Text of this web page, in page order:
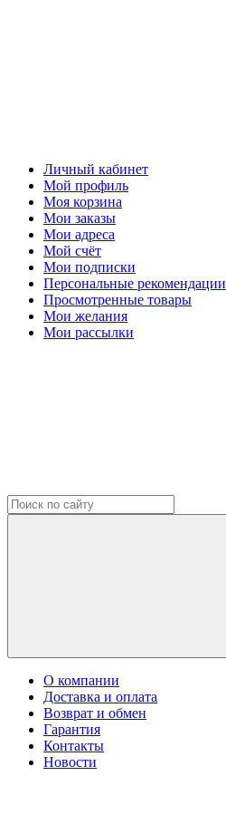
Личный кабинет
Мой профиль
Моя корзина
Мои заказы
Мои адреса
Мой счёт
Мои подписки
Персональные рекомендации
Просмотренные товары
Мои желания
Мои рассылки
О компании
Доставка и оплата
Возврат и обмен
Гарантия
Контакты
Новости